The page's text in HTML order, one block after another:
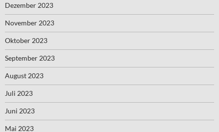
Dezember 2023
November 2023
Oktober 2023
September 2023
August 2023
Juli 2023
Juni 2023
Mai 2023